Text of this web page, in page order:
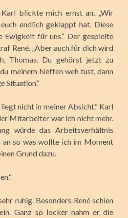
Karl blickte mich ernst an. „Wir
endlich geklappt hat. Diese
Ewigkeit für uns.“ Der gespielte
René. „Aber auch für dich wird
Thomas. Du gehörst jetzt zu
meinem Neffen weh tust, dann
Situation.“
liegt nicht in meiner Absicht.“ Karl
Mitarbeiter war ich nicht mehr.
würde das Arbeitsverhältnis
an so was wollte ich im Moment
Grund dazu.
ruhig. Besonders René schien
Ganz so locker nahm er die